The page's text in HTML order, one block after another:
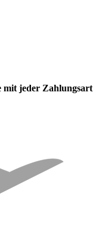
mit jeder Zahlungsart